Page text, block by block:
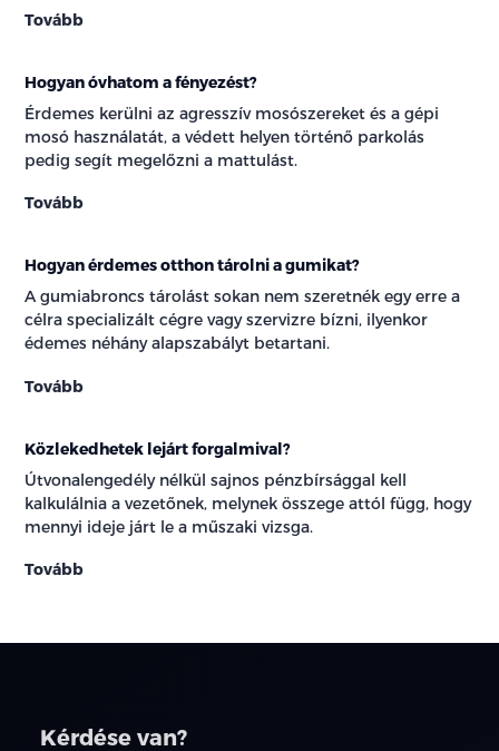
Tovább
Hogyan óvhatom a fényezést?
Érdemes kerülni az agresszív mosószereket és a gépi
mosó használatát, a védett helyen történő parkolás
pedig segít megelőzni a mattulást.
Tovább
Hogyan érdemes otthon tárolni a gumikat?
A gumiabroncs tárolást sokan nem szeretnék egy erre a
célra specializált cégre vagy szervizre bízni, ilyenkor
édemes néhány alapszabályt betartani.
Tovább
Közlekedhetek lejárt forgalmival?
Útvonalengedély nélkül sajnos pénzbírsággal kell
kalkulálnia a vezetőnek, melynek összege attól függ, hogy
mennyi ideje járt le a műszaki vizsga.
Tovább
Kérdése van?